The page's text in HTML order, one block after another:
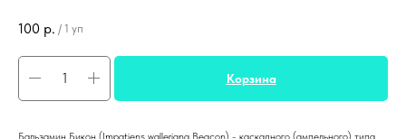
100 р. / 1 уп
Корзина
Бальзамин Бикон (Impatiens walleriana Beacon) - каскадного (ампельного) типа,